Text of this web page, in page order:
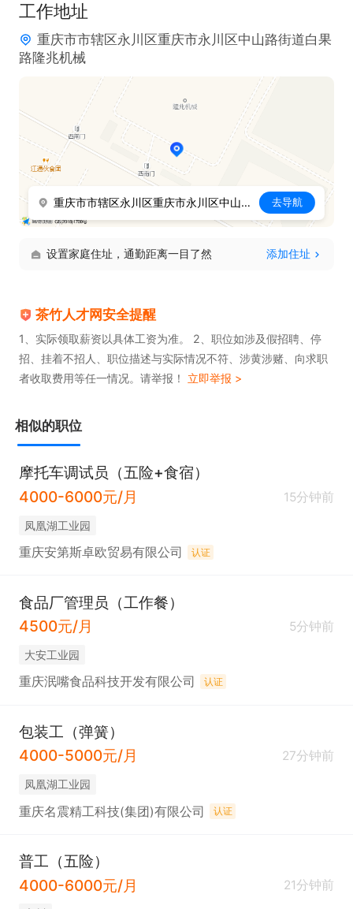
工作地址
重庆市市辖区永川区重庆市永川区中山路街道白果
路隆兆机械
重庆市市辖区永川区重庆市永川区中山路街道白果路隆兆机械 去导航
设置家庭住址，通勤距离一目了然 添加住址
茶竹人才网安全提醒
1、实际领取薪资以具体工资为准。 2、职位如涉及假招聘、停
招、挂着不招人、职位描述与实际情况不符、涉黄涉赌、向求职
者收取费用等任一情况。请举报！ 立即举报 >
相似的职位
摩托车调试员（五险+食宿）
4000-6000元/月
15分钟前
凤凰湖工业园
重庆安第斯卓欧贸易有限公司 认证
食品厂管理员（工作餐）
4500元/月
5分钟前
大安工业园
重庆泯嘴食品科技开发有限公司 认证
包装工（弹簧）
4000-5000元/月
27分钟前
凤凰湖工业园
重庆名震精工科技(集团)有限公司 认证
普工（五险）
4000-6000元/月
21分钟前